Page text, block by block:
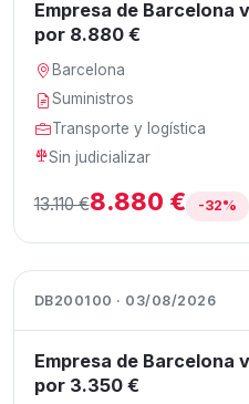
Empresa de Barcelona
por 8.880 €
Barcelona
Suministros
Transporte y logística
Sin judicializar
13.110 €8.880 € -32%
DB200100 · 03/08/2026
Empresa de Barcelona
por 3.350 €